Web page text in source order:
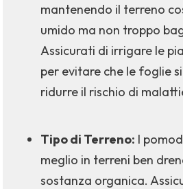
mantenendo il terreno
umido ma non troppo
Assicurati di irrigare le
per evitare che le foglie
ridurre il rischio di
Tipo di Terreno: I
meglio in terreni ben
sostanza organica.